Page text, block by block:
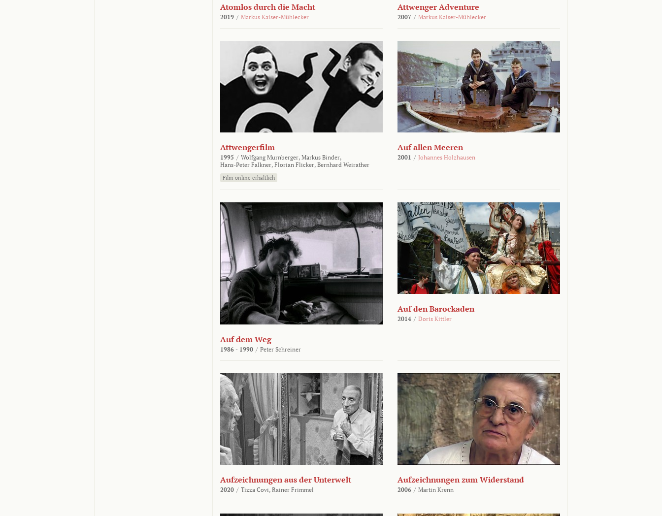
Atomlos durch die Macht
2019 / Markus Kaiser-Mühlecker
Attwenger Adventure
2007 / Markus Kaiser-Mühlecker
Attwengerfilm
1995 / Wolfgang Murnberger, Markus Binder,
Hans-Peter Falkner, Florian Flicker, Bernhard Weirather
Film online erhältlich
Auf allen Meeren
2001 / Johannes Holzhausen
Auf dem Weg
1986 - 1990 / Peter Schreiner
Auf den Barockaden
2014 / Doris Kittler
Aufzeichnungen aus der Unterwelt
2020 / Tizza Covi, Rainer Frimmel
Aufzeichnungen zum Widerstand
2006 / Martin Krenn